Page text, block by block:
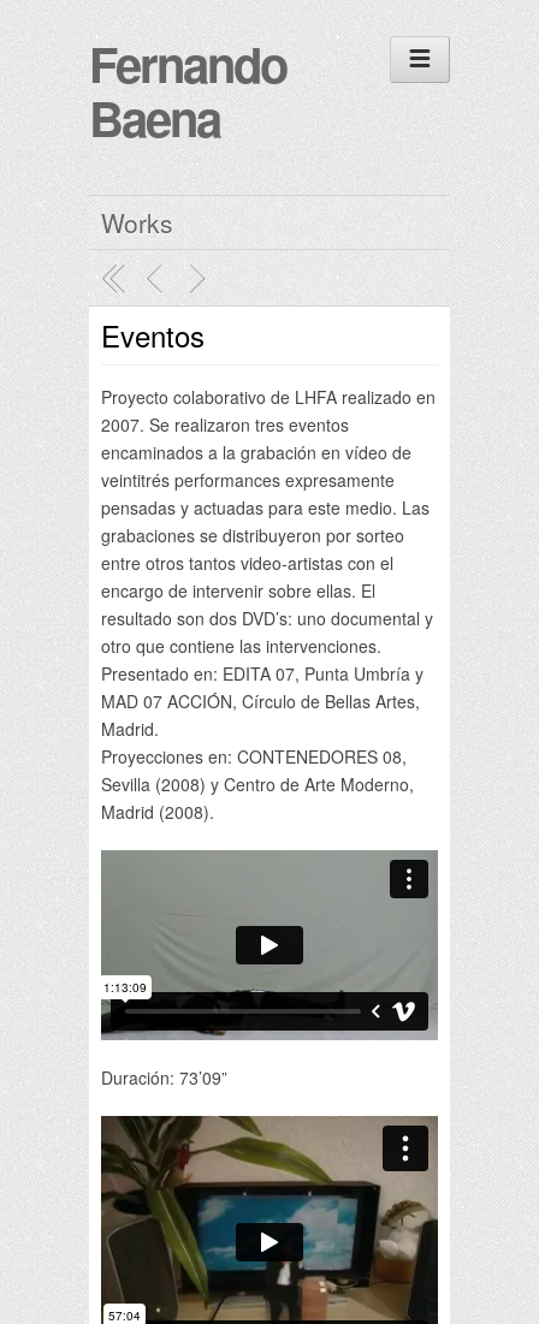
Fernando
Baena
Works
Eventos
Proyecto colaborativo de LHFA realizado en
2007. Se realizaron tres eventos
encaminados a la grabación en vídeo de
veintitrés performances expresamente
pensadas y actuadas para este medio. Las
grabaciones se distribuyeron por sorteo
entre otros tantos video-artistas con el
encargo de intervenir sobre ellas. El
resultado son dos DVD’s: uno documental y
otro que contiene las intervenciones.
Presentado en: EDITA 07, Punta Umbría y
MAD 07 ACCIÓN, Círculo de Bellas Artes,
Madrid.
Proyecciones en: CONTENEDORES 08,
Sevilla (2008) y Centro de Arte Moderno,
Madrid (2008).
Duración: 73’09”